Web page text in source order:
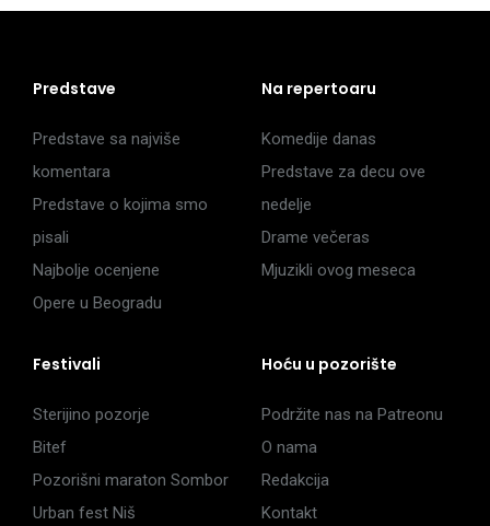
Predstave
Predstave sa najviše
komentara
Predstave o kojima smo
pisali
Najbolje ocenjene
Opere u Beogradu
Na repertoaru
Komedije danas
Predstave za decu ove
nedelje
Drame večeras
Mjuzikli ovog meseca
Festivali
Sterijino pozorje
Bitef
Pozorišni maraton Sombor
Urban fest Niš
Hoću u pozorište
Podržite nas na Patreonu
O nama
Redakcija
Kontakt